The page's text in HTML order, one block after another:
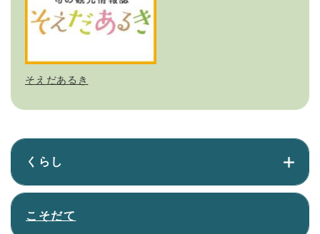
そえだあるき
くらし
こそだて